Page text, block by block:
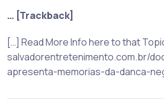
… [Trackback]
[…] Read More Info here to that
salvadorentretenimento.com.br/
apresenta-memorias-da-danca-